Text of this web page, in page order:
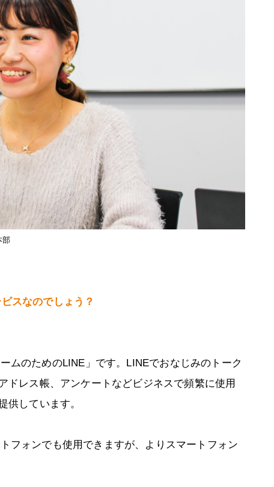
部
スなのでしょう？
ムのためのLINE」です。LINEでおなじみのトーク
ドレス帳、アンケートなどビジネスで頻繁に使用
供しています。
フォンでも使用できますが、よりスマートフォン